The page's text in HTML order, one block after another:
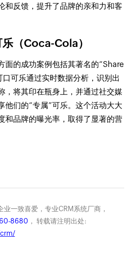
和反馈，提升了品牌的亲和力和客
（Coca-Cola）
面的成功案例包括其著名的“Share
可乐通过实时数据分析，识别出
，将其印在瓶身上，并通过社交媒
他们的“专属”可乐。这个活动大大
和品牌的曝光率，取得了显著的营
业一致喜爱，专业CRM系统厂商，
8680 ， 转载请注明出处: